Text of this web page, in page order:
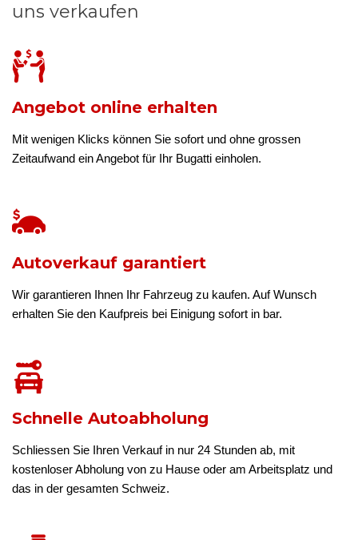
uns verkaufen
Angebot online erhalten
Mit wenigen Klicks können Sie sofort und ohne grossen
Zeitaufwand ein Angebot für Ihr Bugatti einholen.
Autoverkauf garantiert
Wir garantieren Ihnen Ihr Fahrzeug zu kaufen. Auf Wunsch
erhalten Sie den Kaufpreis bei Einigung sofort in bar.
Schnelle Autoabholung
Schliessen Sie Ihren Verkauf in nur 24 Stunden ab, mit
kostenloser Abholung von zu Hause oder am Arbeitsplatz und
das in der gesamten Schweiz.